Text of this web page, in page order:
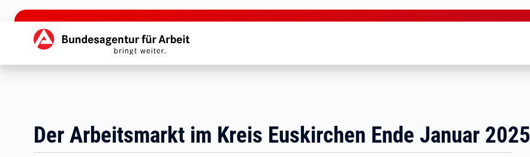
zu den Hauptinhalten springen
Hauptnavigation
Der Arbeitsmarkt im Kreis Euskirchen Ende Januar 2025